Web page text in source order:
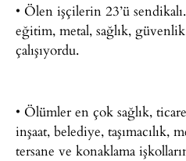
• Ölen işçilerin 23’ü
eğitim, metal, sağlık,
çalışıyordu.
• Ölümler en çok sağlık,
inşaat, belediye, taşımacılık,
tersane ve konaklama